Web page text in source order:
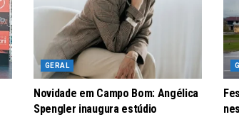
GERAL
Novidade em Campo Bom: Angélica
Spengler inaugura estúdio